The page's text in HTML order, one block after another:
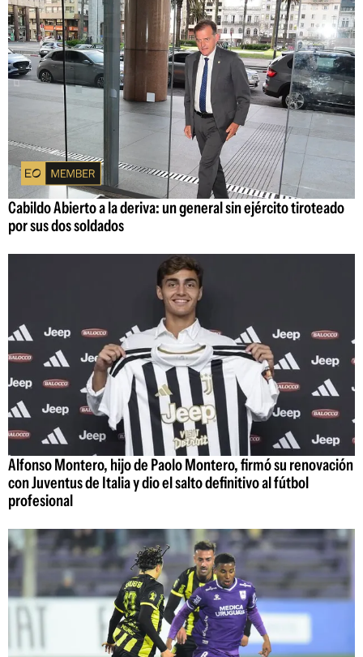
Cabildo Abierto a la deriva: un general sin ejército tiroteado
por sus dos soldados
Alfonso Montero, hijo de Paolo Montero, firmó su renovación
con Juventus de Italia y dio el salto definitivo al fútbol
profesional